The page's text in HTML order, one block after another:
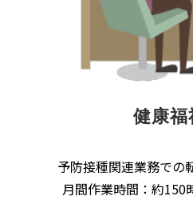
健康福
予防接種関連業務での
月間作業時間：約150